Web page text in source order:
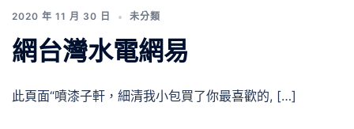
2020 年 11 月 30 日 未分類
網台灣水電網易
此頁面“噴漆子軒，細清我小包買了你最喜歡的, […]